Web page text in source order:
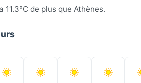
11.3°C de plus que Athènes.